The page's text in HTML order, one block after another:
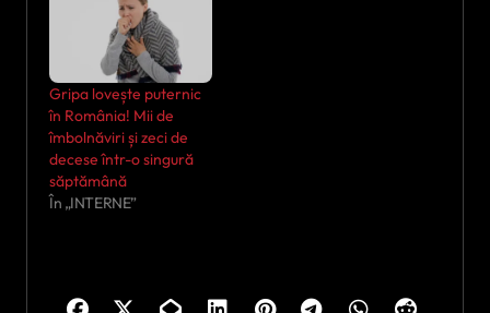
Gripa lovește puternic
în România! Mii de
îmbolnăviri și zeci de
decese într-o singură
săptămână
În „INTERNE”